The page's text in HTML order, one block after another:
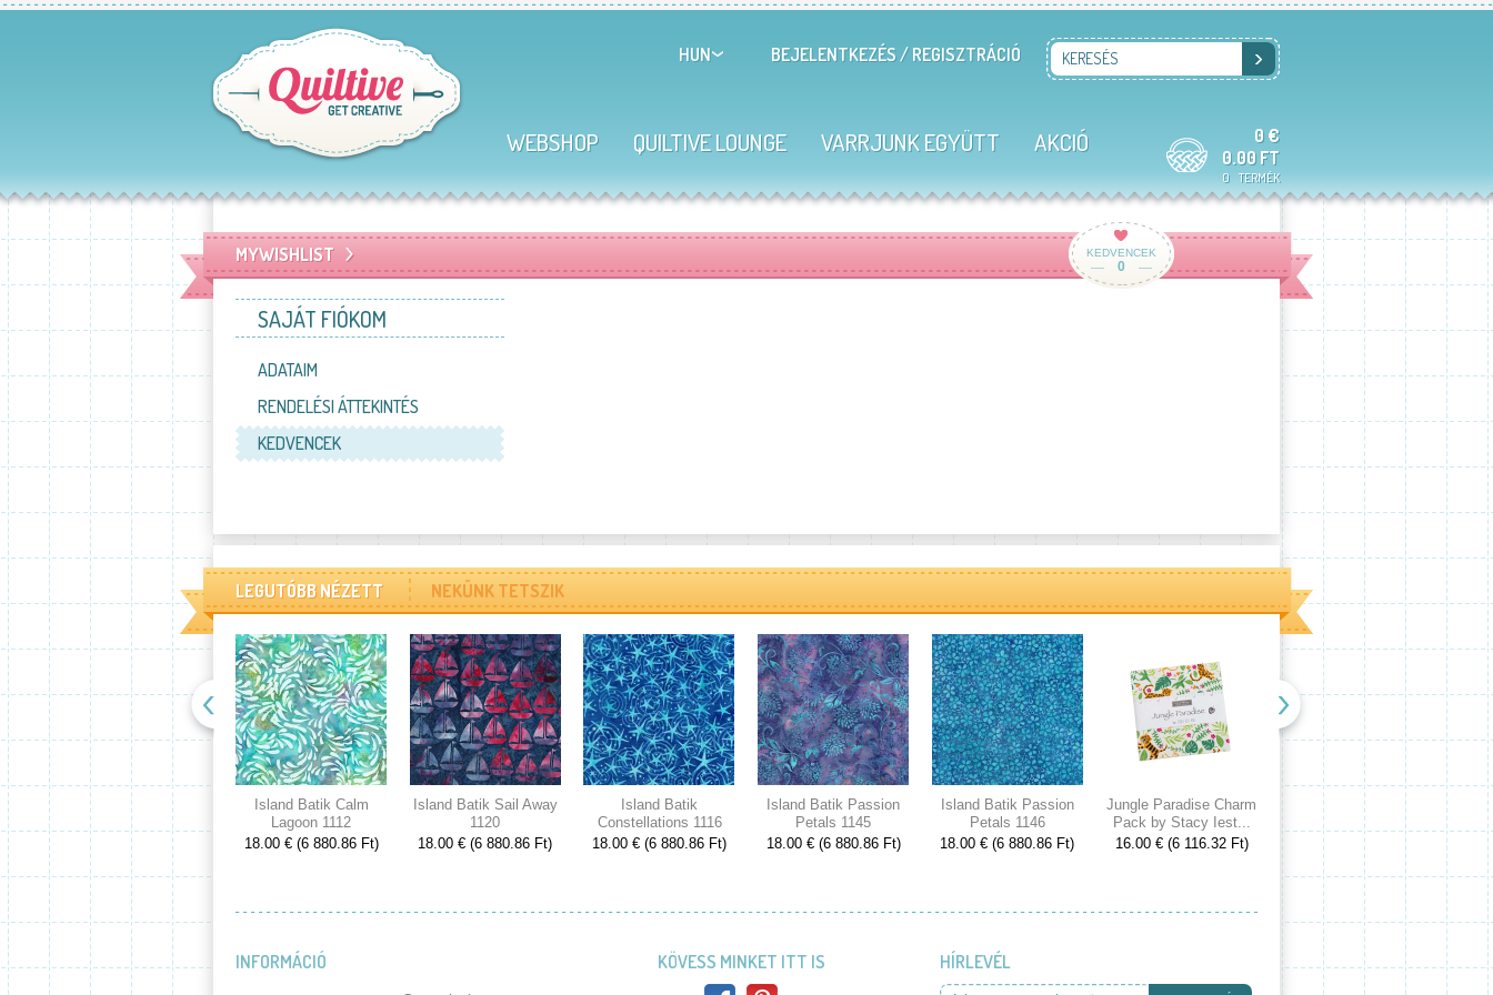
0 €
0.00 FT
0 TERMÉK
HUN BEJELENTKEZÉS / REGISZTRÁCIÓ
WEBSHOP QUILTIVE LOUNGE VARRJUNK EGYÜTT AKCIÓ
KERESÉS
MYWISHLIST KEDVENCEK
0
SAJÁT FIÓKOM
ADATAIM
RENDELÉSI ÁTTEKINTÉS
KEDVENCEK
LEGUTÓBB NÉZETT NEKÜNK TETSZIK
Island Batik Calm
Lagoon 1112
18.00 € (6 880.86 Ft)
Island Batik Sail Away
1120
18.00 € (6 880.86 Ft)
Island Batik
Constellations 1116
18.00 € (6 880.86 Ft)
Island Batik Passion
Petals 1145
18.00 € (6 880.86 Ft)
Island Batik Passion
Petals 1146
18.00 € (6 880.86 Ft)
Jungle Paradise Charm
Pack by Stacy Iest...
16.00 € (6 116.32 Ft)
Cranberries and Cream
Charm Pack by 3...
16.00 € (6 116.32 Ft)
INFORMÁCIÓ KÖVESS MINKET ITT IS HÍRLEVÉL